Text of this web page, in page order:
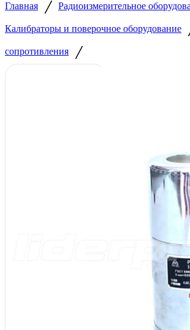
Главная / Радиоизмерительное
Калибраторы и поверочное оборудование
сопротивления /